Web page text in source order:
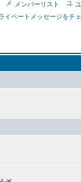
メンバーリスト
イベートメッセージをチ